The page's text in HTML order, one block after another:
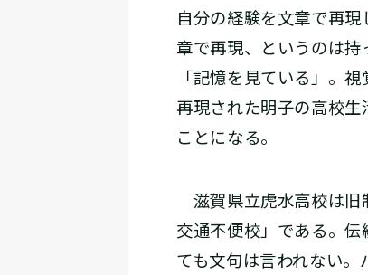
自分の経験を文章で再
章で再現、というのは
「記憶を見ている」。
再現された明子の高校生
ことになる。
滋賀県立虎水高校は旧
交通不便校」である。
ても文句は言われない